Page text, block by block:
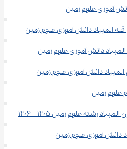
آموزی علوم زمین
زمین
دانش آموزی علوم زمین
دانش آموزی علوم زمین
علوم زمین
رشته علوم زمین 1405 – 1406
دانش آموزی علوم زمین